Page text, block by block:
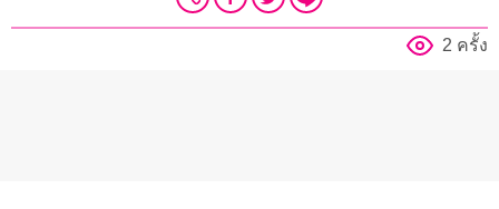
2 ครั้ง